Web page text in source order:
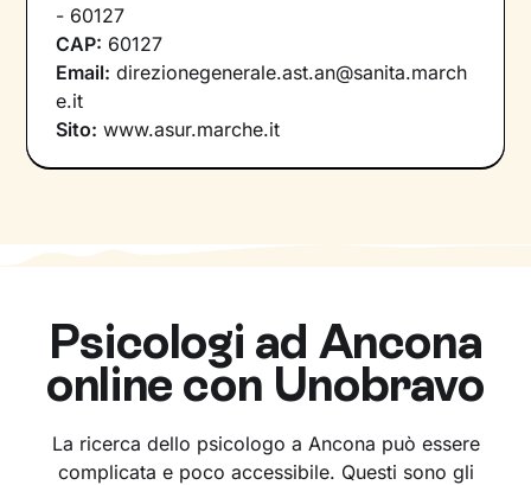
- 60127
CAP: 60127
Email: direzionegenerale.ast.an@sanita.march
e.it
Sito: www.asur.marche.it
Psicologi ad Ancona
online con Unobravo
La ricerca dello psicologo a Ancona può essere
complicata e poco accessibile. Questi sono gli